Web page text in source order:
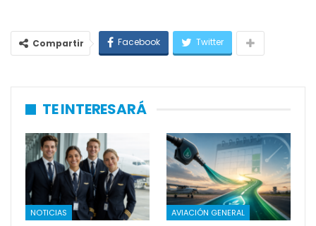
Compartir Facebook Twitter
TE INTERESARÁ
NOTICIAS AVIACIÓN GENERAL